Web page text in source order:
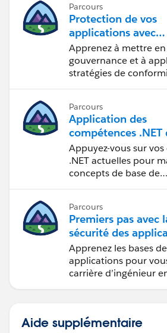
Parcours
Protection de vos
applications avec
Salesforce Shield
Apprenez à mettre
gouvernance et à
stratégies de
ensemble puissant
Parcours
Application des
compétences .NET
Salesforce
Appuyez-vous sur
.NET actuelles pour
concepts de base de
Parcours
Premiers pas avec
sécurité des
Apprenez les bases
applications pour
carrière d’ingénieur
Aide supplémentaire